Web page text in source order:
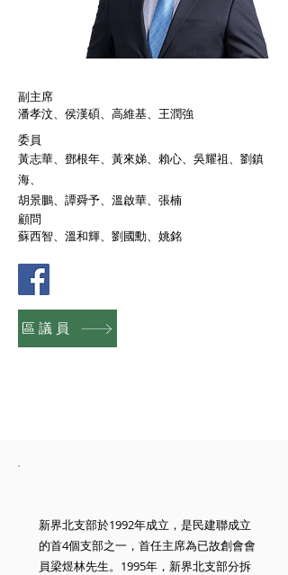
副主席
潘孝汶、侯漢碩、高維基、王潤強
委員
黃志華、鄧根年、黃來娣、賴心、吳耀祖、劉鎮
海、
胡景鵬、譚舜予、溫啟華、張楠
顧問
蘇西智、溫和輝、劉國勳、姚銘
區議員
新界北支部於1992年成立，是民建聯成立
的首4個支部之一，首任主席為已故創會會
員梁煜林先生。1995年，新界北支部分拆